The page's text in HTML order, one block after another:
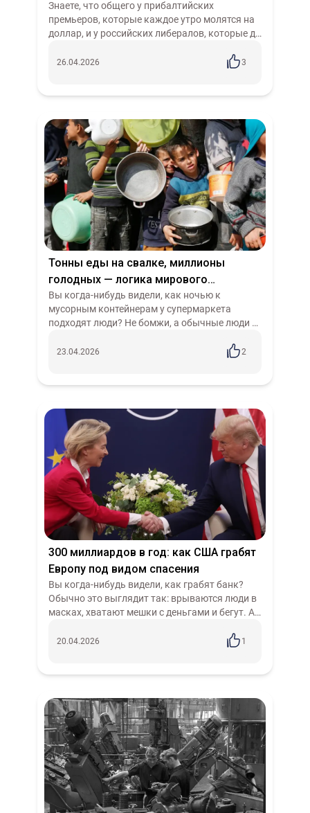
нищете. Диагноз эпохи
Знаете, что общего у прибалтийских
премьеров, которые каждое утро молятся на
доллар, и у российских либералов, которые до
другие искренне верят, что глобал...
26.04.2026 3
Тонны еды на свалке, миллионы
голодных — логика мирового
капитала. Почему не отдают
бесплатно?
Вы когда-нибудь видели, как ночью к
мусорным контейнерам у супермаркета
подходят люди? Не бомжи, а обычные люди —
Они достают пакеты с ещё не
23.04.2026 2
300 миллиардов в год: как США грабят
Европу под видом спасения
Вы когда-нибудь видели, как грабят банк?
Обычно это выглядит так: врываются люди в
масках, хватают мешки с деньгами и бегут. А
делает вид, что спасает, а сам вы...
20.04.2026 1